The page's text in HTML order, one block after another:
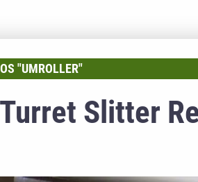
"UMROLLER"
Slitter